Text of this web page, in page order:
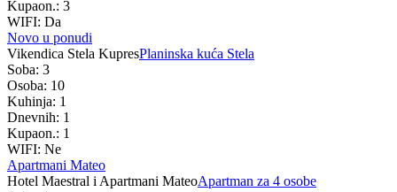
Kupaon.: 3
WIFI: Da
Novo u ponudi
Vikendica Stela KupresPlaninska kuća Stela
Soba: 3
Osoba: 10
Kuhinja: 1
Dnevnih: 1
Kupaon.: 1
WIFI: Ne
Apartmani Mateo
Hotel Maestral i Apartmani MateoApartman za 4 osobe